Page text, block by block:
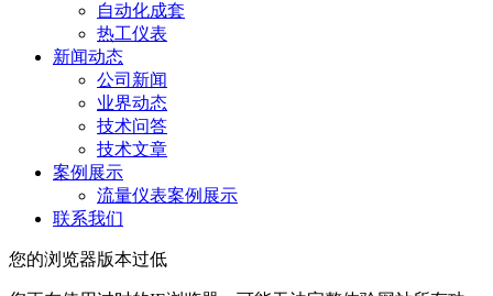
自动化成套
热工仪表
新闻动态
公司新闻
业界动态
技术问答
技术文章
案例展示
流量仪表案例展示
联系我们
您的浏览器版本过低